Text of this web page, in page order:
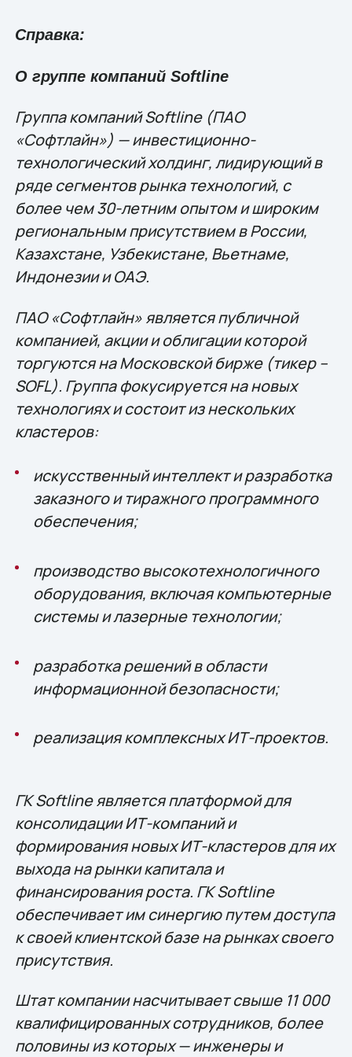
Справка:
О группе компаний Softline
Группа компаний Softline (ПАО
«Софтлайн») — инвестиционно-
технологический холдинг, лидирующий в
ряде сегментов рынка технологий, c
более чем 30-летним опытом и широким
региональным присутствием в России,
Казахстане, Узбекистане, Вьетнаме,
Индонезии и ОАЭ.
ПАО «Софтлайн» является публичной
компанией, акции и облигации которой
торгуются на Московской бирже (тикер –
SOFL). Группа фокусируется на новых
технологиях и состоит из нескольких
кластеров:
искусственный интеллект и разработка
заказного и тиражного программного
обеспечения;
производство высокотехнологичного
оборудования, включая компьютерные
системы и лазерные технологии;
разработка решений в области
информационной безопасности;
реализация комплексных ИТ-проектов.
ГК Softline является платформой для
консолидации ИТ-компаний и
формирования новых ИТ-кластеров для их
выхода на рынки капитала и
финансирования роста. ГК Softline
обеспечивает им синергию путем доступа
к своей клиентской базе на рынках своего
присутствия.
Штат компании насчитывает свыше 11 000
квалифицированных сотрудников, более
половины из которых — инженеры и